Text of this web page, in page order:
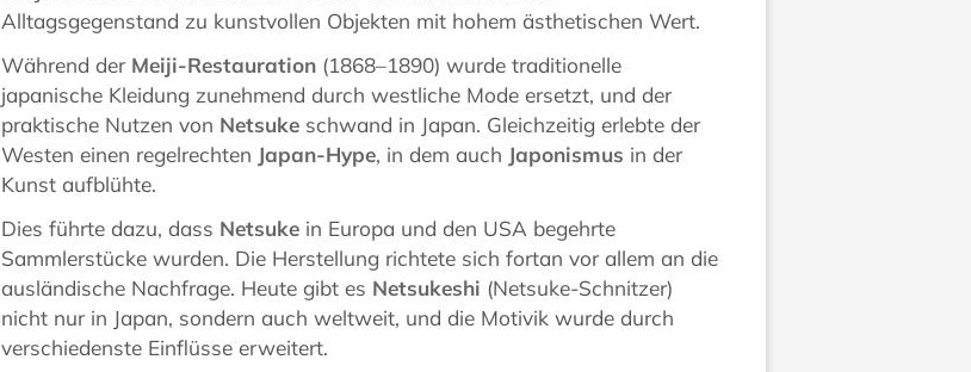
Alltagsgegenstand zu kunstvollen Objekten mit hohem ästhetischen Wert.
Während der Meiji-Restauration (1868–1890) wurde traditionelle
japanische Kleidung zunehmend durch westliche Mode ersetzt, und der
praktische Nutzen von Netsuke schwand in Japan. Gleichzeitig erlebte der
Westen einen regelrechten Japan-Hype, in dem auch Japonismus in der
Kunst aufblühte.
Dies führte dazu, dass Netsuke in Europa und den USA begehrte
Sammlerstücke wurden. Die Herstellung richtete sich fortan vor allem an die
ausländische Nachfrage. Heute gibt es Netsukeshi (Netsuke-Schnitzer)
nicht nur in Japan, sondern auch weltweit, und die Motivik wurde durch
verschiedenste Einflüsse erweitert.